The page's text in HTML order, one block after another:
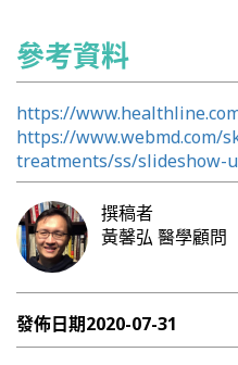
參考資料
https://
https://www.webmd.com/
treatments/ss/slideshow-
撰稿者
黃馨弘 醫學顧問
發佈日期2020-07-31